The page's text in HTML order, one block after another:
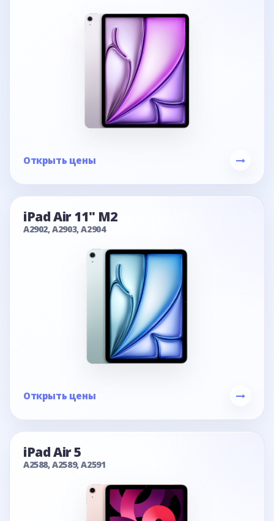
Открыть цены
iPad Air 11" M2
A2902, A2903, A2904
Открыть цены
iPad Air 5
A2588, A2589, A2591